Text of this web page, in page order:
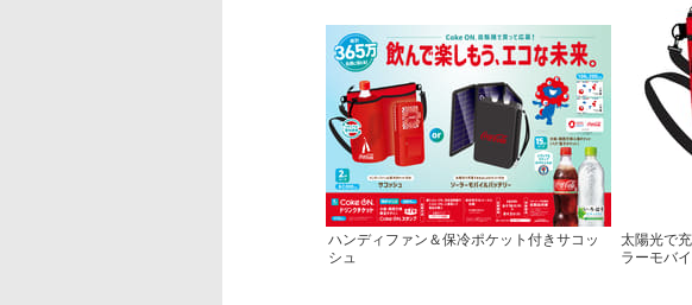
ハンディファン＆保冷ポケット付きサコッ
シュ
太陽光で
ラーモバ